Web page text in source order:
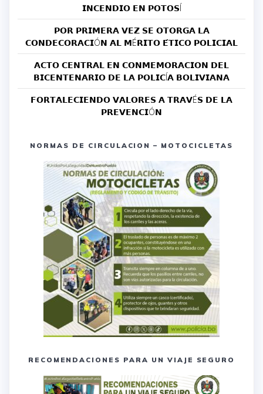
𝗜𝗡𝗖𝗘𝗡𝗗𝗜𝗢 𝗘𝗡 𝗣𝗢𝗧𝗢𝗦Í
𝗣𝗢𝗥 𝗣𝗥𝗜𝗠𝗘𝗥𝗔 𝗩𝗘𝗭 𝗦𝗘 𝗢𝗧𝗢𝗥𝗚𝗔 𝗟𝗔
𝗖𝗢𝗡𝗗𝗘𝗖𝗢𝗥𝗔𝗖𝗜Ó𝗡 𝗔𝗟 𝗠É𝗥𝗜𝗧𝗢 𝗘́𝗧𝗜𝗖𝗢 𝗣𝗢𝗟𝗜𝗖𝗜𝗔𝗟
𝗔𝗖𝗧𝗢 𝗖𝗘𝗡𝗧𝗥𝗔𝗟 𝗘𝗡 𝗖𝗢𝗡𝗠𝗘𝗠𝗢𝗥𝗔𝗖𝗜𝗢𝗡 𝗗𝗘𝗟
𝗕𝗜𝗖𝗘𝗡𝗧𝗘𝗡𝗔𝗥𝗜𝗢 𝗗𝗘 𝗟𝗔 𝗣𝗢𝗟𝗜𝗖Í𝗔 𝗕𝗢𝗟𝗜𝗩𝗜𝗔𝗡𝗔
𝗙𝗢𝗥𝗧𝗔𝗟𝗘𝗖𝗜𝗘𝗡𝗗𝗢 𝗩𝗔𝗟𝗢𝗥𝗘𝗦 𝗔 𝗧𝗥𝗔𝗩É𝗦 𝗗𝗘 𝗟𝗔
𝗣𝗥𝗘𝗩𝗘𝗡𝗖𝗜Ó𝗡
NORMAS DE CIRCULACION – MOTOCICLETAS
RECOMENDACIONES PARA UN VIAJE SEGURO